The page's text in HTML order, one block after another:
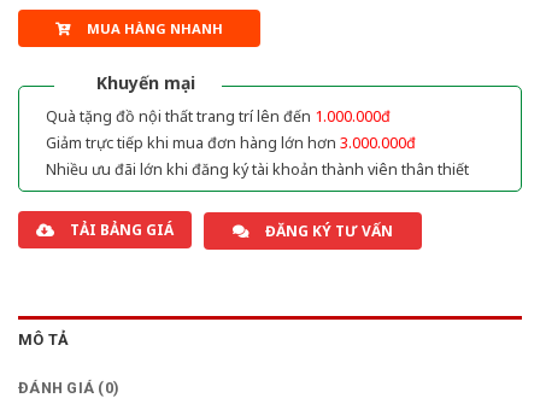
MUA HÀNG NHANH
Khuyến mại
Quà tặng đồ nội thất trang trí lên đến 1.000.000đ
Giảm trực tiếp khi mua đơn hàng lớn hơn 3.000.000đ
Nhiều ưu đãi lớn khi đăng ký tài khoản thành viên thân thiết
TẢI BẢNG GIÁ ĐĂNG KÝ TƯ VẤN
MÔ TẢ
ĐÁNH GIÁ (0)